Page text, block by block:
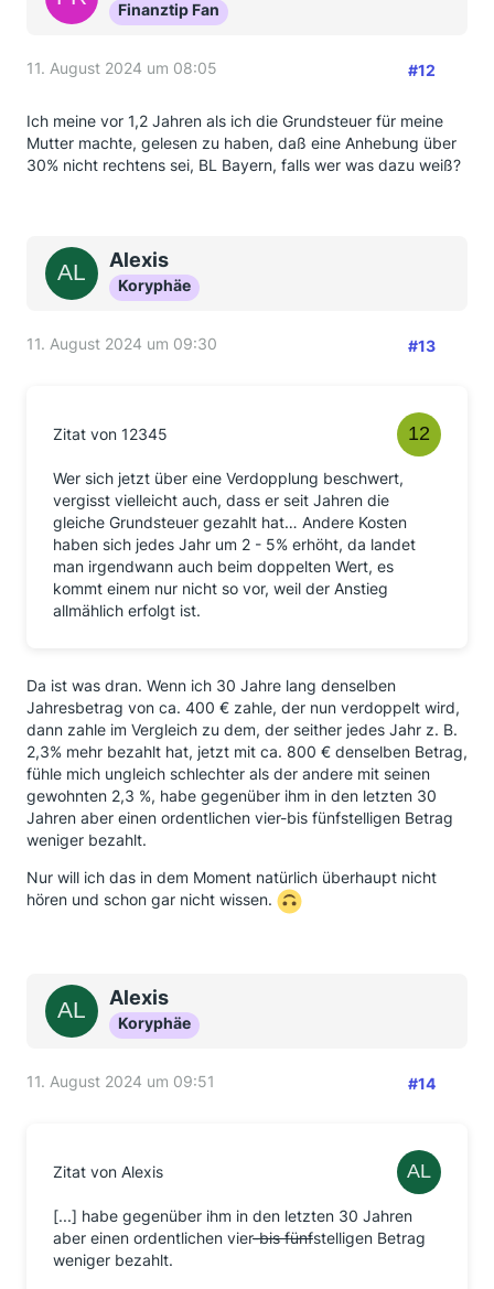
Finanztip Fan
11. August 2024 um 08:05 #12
Ich meine vor 1,2 Jahren als ich die Grundsteuer für meine
Mutter machte, gelesen zu haben, daß eine Anhebung über
30% nicht rechtens sei, BL Bayern, falls wer was dazu weiß?
Alexis
Koryphäe
11. August 2024 um 09:30 #13
Zitat von 12345
Wer sich jetzt über eine Verdopplung beschwert,
vergisst vielleicht auch, dass er seit Jahren die
gleiche Grundsteuer gezahlt hat… Andere Kosten
haben sich jedes Jahr um 2 - 5% erhöht, da landet
man irgendwann auch beim doppelten Wert, es
kommt einem nur nicht so vor, weil der Anstieg
allmählich erfolgt ist.
Da ist was dran. Wenn ich 30 Jahre lang denselben
Jahresbetrag von ca. 400 € zahle, der nun verdoppelt wird,
dann zahle im Vergleich zu dem, der seither jedes Jahr z. B.
2,3% mehr bezahlt hat, jetzt mit ca. 800 € denselben Betrag,
fühle mich ungleich schlechter als der andere mit seinen
gewohnten 2,3 %, habe gegenüber ihm in den letzten 30
Jahren aber einen ordentlichen vier-bis fünfstelligen Betrag
weniger bezahlt.
Nur will ich das in dem Moment natürlich überhaupt nicht
hören und schon gar nicht wissen.
Alexis
Koryphäe
11. August 2024 um 09:51 #14
Zitat von Alexis
[...] habe gegenüber ihm in den letzten 30 Jahren
aber einen ordentlichen vier-bis fünfstelligen Betrag
weniger bezahlt.